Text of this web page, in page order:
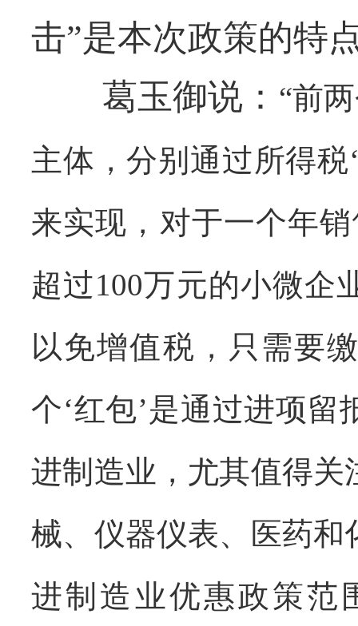
击”是本次政策的特
葛玉御说： “前
主体，分别通过所得
来实现，对于一个年
超过100万元的小微企
以免增值税，只需要
个‘红包’是通过进项
进制造业，尤其值得
械、仪器仪表、医药
进制造业优惠政策范